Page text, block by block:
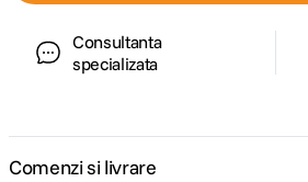
Consultanta
specializata
Comenzi si livrare